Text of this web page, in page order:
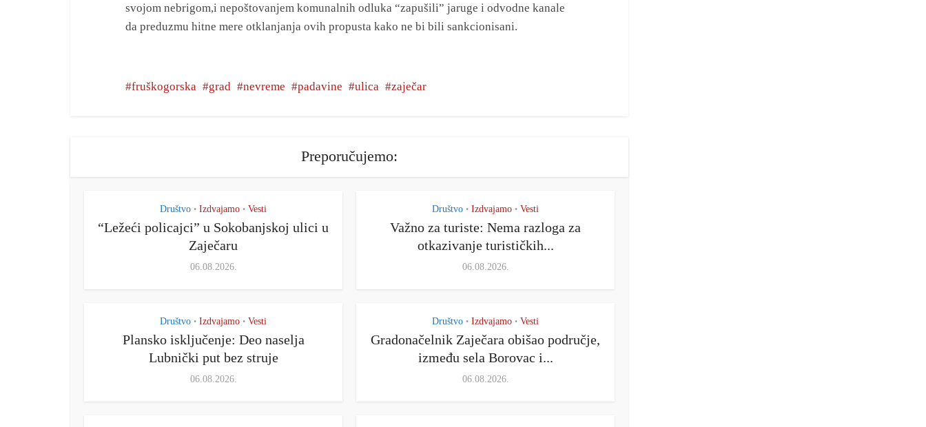
svojom nebrigom,i nepoštovanjem komunalnih odluka “zapušili” jaruge i odvodne kanale
da preduzmu hitne mere otklanjanja ovih propusta kako ne bi bili sankcionisani.
fruškogorska grad nevreme padavine ulica zaječar
Preporučujemo:
Društvo • Izdvajamo • Vesti
“Ležeći policajci” u Sokobanjskoj ulici u
Zaječaru
06.08.2026.
Društvo • Izdvajamo • Vesti
Važno za turiste: Nema razloga za
otkazivanje turističkih...
06.08.2026.
Društvo • Izdvajamo • Vesti
Plansko isključenje: Deo naselja
Lubnički put bez struje
06.08.2026.
Društvo • Izdvajamo • Vesti
Gradonačelnik Zaječara obišao područje,
između sela Borovac i...
06.08.2026.